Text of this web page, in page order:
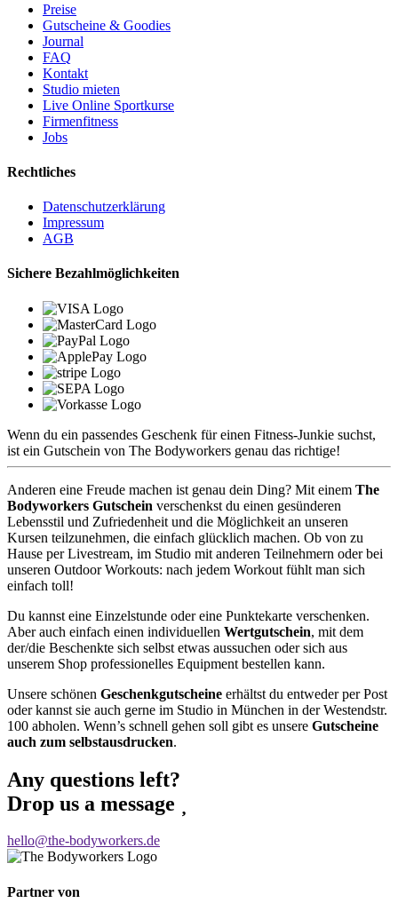
Preise
Gutscheine & Goodies
Journal
FAQ
Kontakt
Studio mieten
Live Online Sportkurse
Firmenfitness
Jobs
Rechtliches
Datenschutzerklärung
Impressum
AGB
Sichere Bezahlmöglichkeiten
Wenn du ein passendes Geschenk für einen Fitness-Junkie suchst,
ist ein Gutschein von The Bodyworkers genau das richtige!
Anderen eine Freude machen ist genau dein Ding? Mit einem The
Bodyworkers Gutschein verschenkst du einen gesünderen
Lebensstil und Zufriedenheit und die Möglichkeit an unseren
Kursen teilzunehmen, die einfach glücklich machen. Ob von zu
Hause per Livestream, im Studio mit anderen Teilnehmern oder bei
unseren Outdoor Workouts: nach jedem Workout fühlt man sich
einfach toll!
Du kannst eine Einzelstunde oder eine Punktekarte verschenken.
Aber auch einfach einen individuellen Wertgutschein, mit dem
der/die Beschenkte sich selbst etwas aussuchen oder sich aus
unserem Shop professionelles Equipment bestellen kann.
Unsere schönen Geschenkgutscheine erhältst du entweder per Post
oder kannst sie auch gerne im Studio in München in der Westendstr.
100 abholen. Wenn’s schnell gehen soll gibt es unsere Gutscheine
auch zum selbstausdrucken.
Any questions left?
Drop us a message
hello@the-bodyworkers.de
Partner von